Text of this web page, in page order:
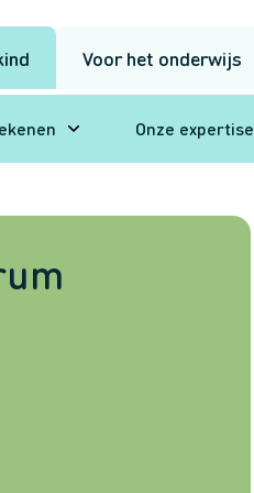
Voor het onderwijs
Onze expertise